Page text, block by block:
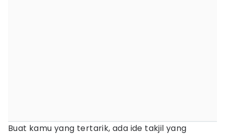
Buat kamu yang tertarik, ada ide takjil yang